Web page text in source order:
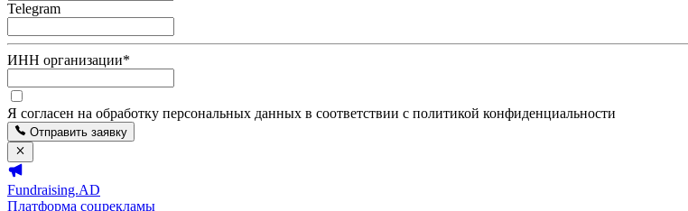
Telegram
ИНН организации*
Я согласен на обработку персональных данных в соответствии с политикой конфиденциальности
Отправить заявку
Fundraising.AD
Платформа соцрекламы